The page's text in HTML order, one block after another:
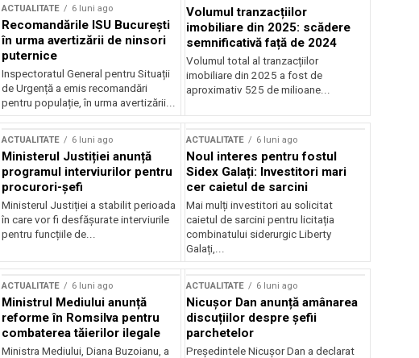
ACTUALITATE 6 luni ago
Recomandările ISU București
în urma avertizării de ninsori
puternice
Inspectoratul General pentru Situații
de Urgență a emis recomandări
pentru populație, în urma avertizării...
Volumul tranzacțiilor
imobiliare din 2025: scădere
semnificativă față de 2024
Volumul total al tranzacțiilor
imobiliare din 2025 a fost de
aproximativ 525 de milioane...
ACTUALITATE 6 luni ago
Ministerul Justiției anunță
programul interviurilor pentru
procurori-șefi
Ministerul Justiției a stabilit perioada
în care vor fi desfășurate interviurile
pentru funcțiile de...
ACTUALITATE 6 luni ago
Noul interes pentru fostul
Sidex Galați: Investitori mari
cer caietul de sarcini
Mai mulți investitori au solicitat
caietul de sarcini pentru licitația
combinatului siderurgic Liberty
Galați,...
ACTUALITATE 6 luni ago
Ministrul Mediului anunță
reforme în Romsilva pentru
combaterea tăierilor ilegale
Ministra Mediului, Diana Buzoianu, a
ACTUALITATE 6 luni ago
Nicușor Dan anunță amânarea
discuțiilor despre șefii
parchetelor
Președintele Nicușor Dan a declarat